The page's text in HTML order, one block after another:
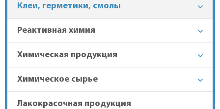
Гарантия лучшей цены
Доставка в регионы
+7 (863) 303-37-70
Клеи, герметики, смолы
Реактивная химия
Химическая продукция
Химическое сырье
Лакокрасочная продукция